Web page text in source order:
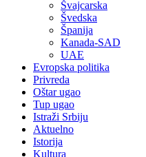
Švajcarska
Švedska
Španija
Kanada-SAD
UAE
Evropska politika
Privreda
Oštar ugao
Tup ugao
Istraži Srbiju
Aktuelno
Istorija
Kultura